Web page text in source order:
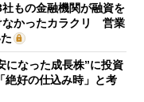
もの金融機関が融資を
なかったカラクリ 営業
になった成長株”に投資
好の仕込み時」と考